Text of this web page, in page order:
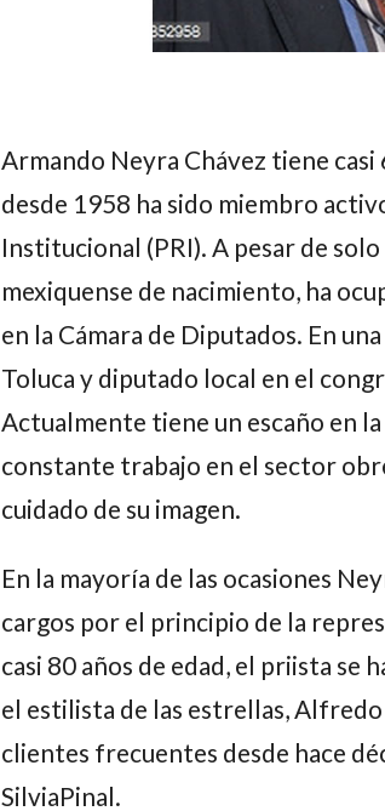
Armando Neyra Chávez tiene casi
desde 1958 ha sido miembro
Institucional (PRI). A pesar de
mexiquense de nacimiento, ha
en la Cámara de Diputados. En
Toluca y diputado local en el
Actualmente tiene un escaño en la
constante trabajo en el sector
cuidado de su imagen.
En la mayoría de las ocasiones
cargos por el principio de la
casi 80 años de edad, el priista se
el estilista de las estrellas, Alfredo
clientes frecuentes desde hace
SilviaPinal.